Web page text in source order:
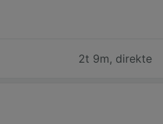
2t 9m, direkte